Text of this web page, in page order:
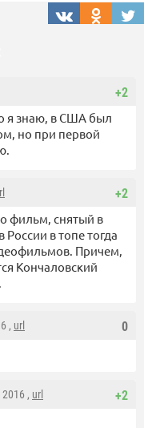
+2
я знаю, в США был
но при первой
+2
фильм, снятый в
России в топе тогда
Причем,
Кончаловский
0
, url
+2
, url